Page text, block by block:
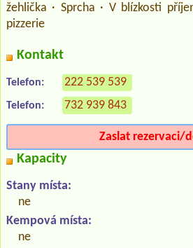
žehlička · Sprcha · V blízkosti
pizzerie
Kontakt
Telefon: 222 539 539
Telefon: 732 939 843
Zaslat rezervaci/
Kapacity
Stany místa:
ne
Kempová místa:
ne